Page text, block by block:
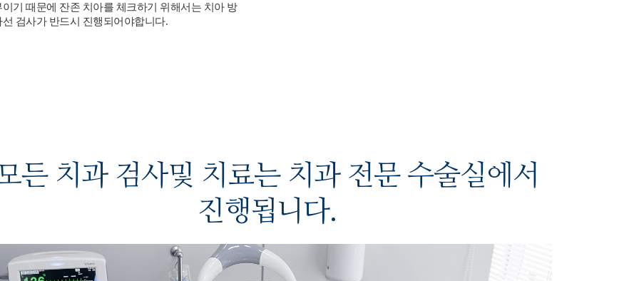
이기 때문에 잔존 치아를 체크하기 위해서는 치아 방
선 검사가 반드시 진행되어야합니다.
든 치과 검사및 치료는 치과 전문 수술실에서
진행됩니다.